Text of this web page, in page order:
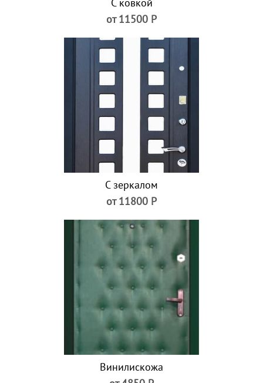
от 11500 Р
С зеркалом
от 11800 Р
Винилискожа